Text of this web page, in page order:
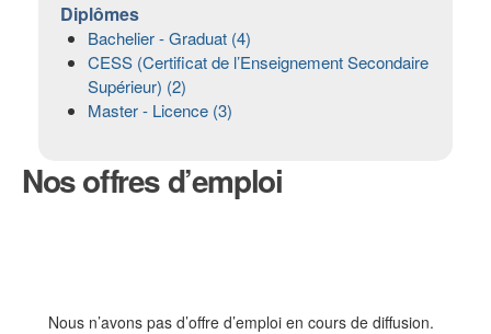
Diplômes
Bachelier - Graduat (4)
CESS (Certificat de l’Enseignement Secondaire
Supérieur) (2)
Master - Licence (3)
Nosoffres d’emploi
Nous n’avons pas d’offre d’emploi en cours de diffusion.